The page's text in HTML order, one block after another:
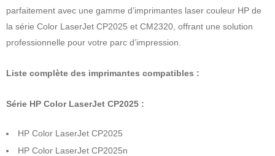
parfaitement avec une gamme d’imprimantes laser couleur HP de
la série Color LaserJet CP2025 et CM2320, offrant une solution
professionnelle pour votre parc d’impression.
Liste complète des imprimantes compatibles :
Série HP Color LaserJet CP2025 :
HP Color LaserJet CP2025
HP Color LaserJet CP2025n